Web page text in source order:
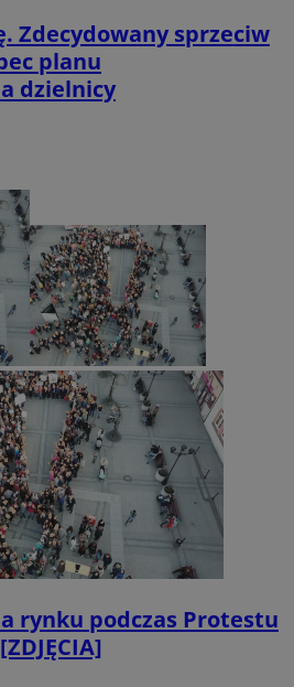
Zdecydowany sprzeciw
planu
dzielnicy
rynku podczas Protestu